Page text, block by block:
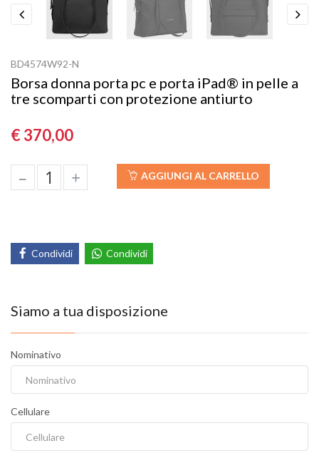
BD4574W92-N
Borsa donna porta pc e porta iPad® in pelle a
tre scomparti con protezione antiurto
€ 370,00
– + AGGIUNGI AL CARRELLO
Condividi Condividi
Siamo a tua disposizione
Nominativo
Cellulare